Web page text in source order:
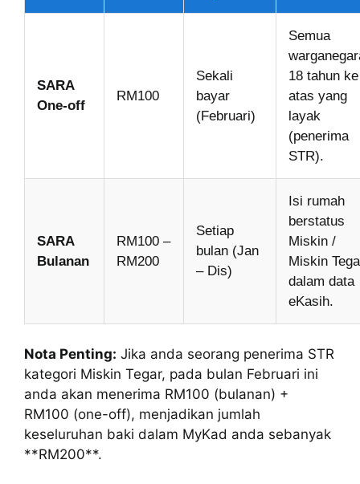
SARA
One-off
RM100
Sekali
bayar
(Februari)
Semua
18 tahun ke
atas yang
layak
(penerima
STR).
SARA
Bulanan
RM100 –
RM200
Setiap
bulan (Jan
– Dis)
Isi rumah
berstatus
Miskin /
Miskin
dalam data
eKasih.
Nota Penting: Jika anda seorang penerima STR
kategori Miskin Tegar, pada bulan Februari ini
anda akan menerima RM100 (bulanan) +
RM100 (one-off), menjadikan jumlah
keseluruhan baki dalam MyKad anda sebanyak
**RM200**.